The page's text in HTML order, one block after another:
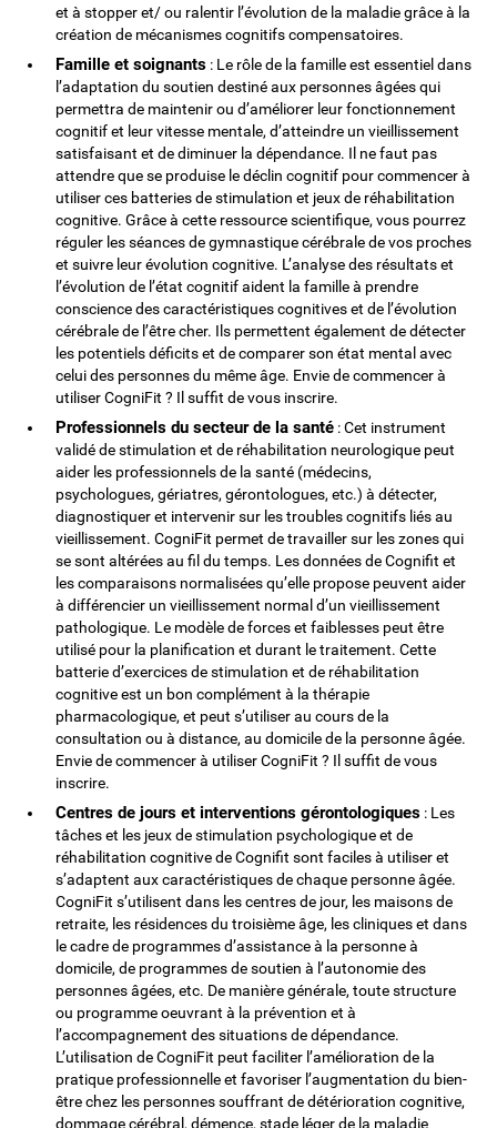
et à stopper et/ ou ralentir l’évolution de la maladie grâce à la
création de mécanismes cognitifs compensatoires.
Famille et soignants : Le rôle de la famille est essentiel dans
l’adaptation du soutien destiné aux personnes âgées qui
permettra de maintenir ou d’améliorer leur fonctionnement
cognitif et leur vitesse mentale, d’atteindre un vieillissement
satisfaisant et de diminuer la dépendance. Il ne faut pas
attendre que se produise le déclin cognitif pour commencer à
utiliser ces batteries de stimulation et jeux de réhabilitation
cognitive. Grâce à cette ressource scientifique, vous pourrez
réguler les séances de gymnastique cérébrale de vos proches
et suivre leur évolution cognitive. L’analyse des résultats et
l’évolution de l’état cognitif aident la famille à prendre
conscience des caractéristiques cognitives et de l’évolution
cérébrale de l’être cher. Ils permettent également de détecter
les potentiels déficits et de comparer son état mental avec
celui des personnes du même âge. Envie de commencer à
utiliser CogniFit ? Il suffit de vous inscrire.
Professionnels du secteur de la santé : Cet instrument
validé de stimulation et de réhabilitation neurologique peut
aider les professionnels de la santé (médecins,
psychologues, gériatres, gérontologues, etc.) à détecter,
diagnostiquer et intervenir sur les troubles cognitifs liés au
vieillissement. CogniFit permet de travailler sur les zones qui
se sont altérées au fil du temps. Les données de Cognifit et
les comparaisons normalisées qu’elle propose peuvent aider
à différencier un vieillissement normal d’un vieillissement
pathologique. Le modèle de forces et faiblesses peut être
utilisé pour la planification et durant le traitement. Cette
batterie d’exercices de stimulation et de réhabilitation
cognitive est un bon complément à la thérapie
pharmacologique, et peut s’utiliser au cours de la
consultation ou à distance, au domicile de la personne âgée.
Envie de commencer à utiliser CogniFit ? Il suffit de vous
inscrire.
Centres de jours et interventions gérontologiques : Les
tâches et les jeux de stimulation psychologique et de
réhabilitation cognitive de Cognifit sont faciles à utiliser et
s’adaptent aux caractéristiques de chaque personne âgée.
CogniFit s’utilisent dans les centres de jour, les maisons de
retraite, les résidences du troisième âge, les cliniques et dans
le cadre de programmes d’assistance à la personne à
domicile, de programmes de soutien à l’autonomie des
personnes âgées, etc. De manière générale, toute structure
ou programme oeuvrant à la prévention et à
l’accompagnement des situations de dépendance.
L’utilisation de CogniFit peut faciliter l’amélioration de la
pratique professionnelle et favoriser l’augmentation du bien-
être chez les personnes souffrant de détérioration cognitive,
dommage cérébral, démence, stade léger de la maladie